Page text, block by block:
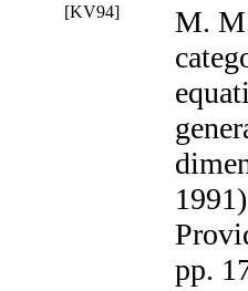
[KV94]
M.
1991)
pp.